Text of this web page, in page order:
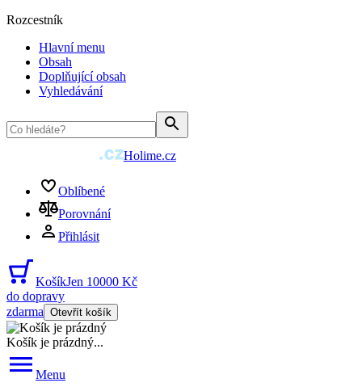
Rozcestník
Hlavní menu
Obsah
Doplňující obsah
Vyhledávání
Holime.cz
Oblíbené
Porovnání
Přihlásit
KošíkJen 10000 Kč
do dopravy
zdarma Otevřít košík
Košík je prázdný...
Menu